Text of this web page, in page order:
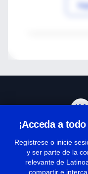
¡Acceda a
Regístrese o inicie
y ser parte de la
relevante de
compartir e